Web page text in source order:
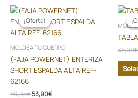
¡Oferta!
¡Oferta!
MOLDEA TU CUERPO
(FAJA POWERNET) ENTERIZA
SHORT ESPALDA ALTA REF-
62166
89,95€
El
precio
original
era:
53,90€
El
actual
es:
producto
variantes.
Las
opciones
38,00€